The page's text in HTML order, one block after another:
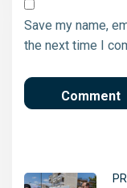
Save my name,
the next time I